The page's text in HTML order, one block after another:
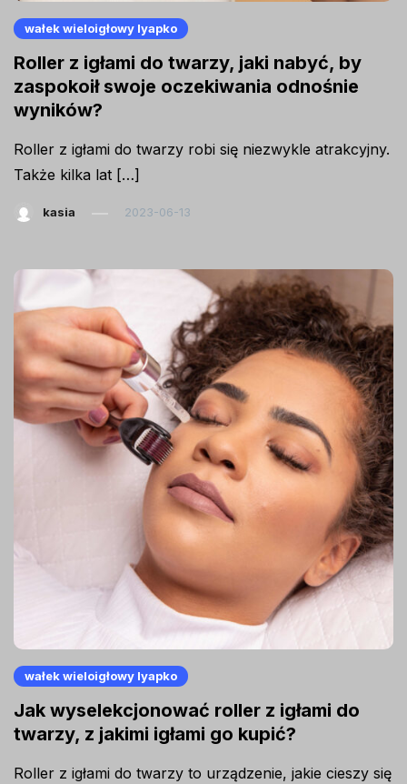
wałek wieloigłowy lyapko
Roller z igłami do twarzy, jaki nabyć, by
zaspokoił swoje oczekiwania odnośnie
wyników?
Roller z igłami do twarzy robi się niezwykle atrakcyjny.
Także kilka lat […]
kasia 2023-06-13
wałek wieloigłowy lyapko
Jak wyselekcjonować roller z igłami do
twarzy, z jakimi igłami go kupić?
Roller z igłami do twarzy to urządzenie, jakie cieszy się